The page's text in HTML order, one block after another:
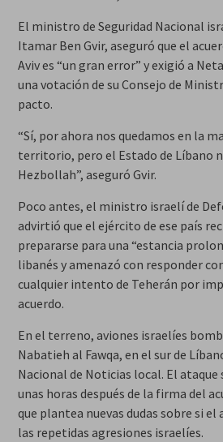
El ministro de Seguridad Nacional
Itamar Ben Gvir, aseguró que el
Aviv es “un gran error” y exigió a
una votación de su Consejo de
pacto.
“Sí, por ahora nos quedamos en la
territorio, pero el Estado de Líbano
Hezbollah”, aseguró Gvir.
Poco antes, el ministro israelí de
advirtió que el ejército de ese país
prepararse para una “estancia
libanés y amenazó con responder
cualquier intento de Teherán por
acuerdo.
En el terreno, aviones israelíes
Nabatieh al Fawqa, en el sur de
Nacional de Noticias local. El ataque
unas horas después de la firma del
que plantea nuevas dudas sobre si
las repetidas agresiones israelíes.